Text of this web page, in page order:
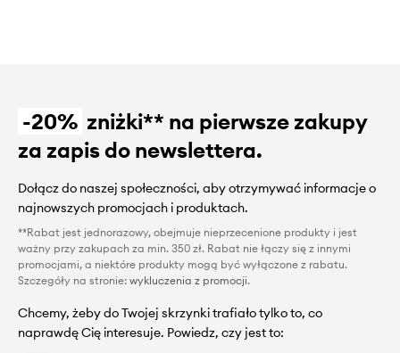
-20% zniżki** na pierwsze zakupy
za zapis do newslettera.
Dołącz do naszej społeczności, aby otrzymywać informacje o
najnowszych promocjach i produktach.
**Rabat jest jednorazowy, obejmuje nieprzecenione produkty i jest
ważny przy zakupach za min. 350 zł. Rabat nie łączy się z innymi
promocjami, a niektóre produkty mogą być wyłączone z rabatu.
Szczegóły na stronie: wykluczenia z promocji.
Chcemy, żeby do Twojej skrzynki trafiało tylko to, co
naprawdę Cię interesuje. Powiedz, czy jest to: